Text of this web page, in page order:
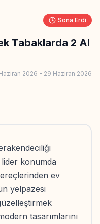
Sona Erdi
Tabaklarda 2 Al
2026 - 29 Haziran 2026
lider konumda
ev
yelpazesi
tasarımlarını